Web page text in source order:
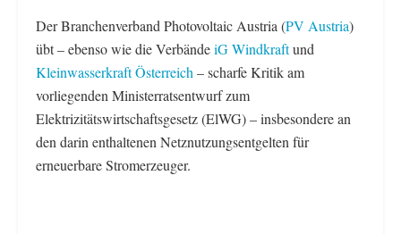
Der Branchenverband Photovoltaic Austria (PV Austria)
übt – ebenso wie die VerbändeiG Windkraftund
Kleinwasserkraft Österreich – scharfe Kritik am
vorliegenden Ministerratsentwurf zum
Elektrizitätswirtschaftsgesetz (ElWG) – insbesondere an
den darin enthaltenen Netznutzungsentgelten für
erneuerbare Stromerzeuger.